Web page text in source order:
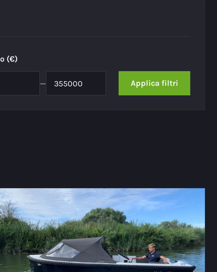
(€)
— Applica filtri